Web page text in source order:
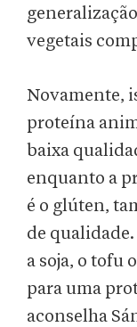
vegetais
Novamente,
proteína
baixa
enquanto a
é o glúten,
de
a soja, o tofu
para uma
aconselha